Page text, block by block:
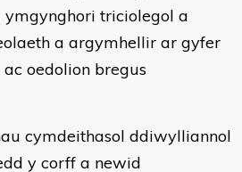
triciolegol a
a argymhellir ar gyfer
oedolion bregus
cymdeithasol ddiwylliannol
y corff a newid